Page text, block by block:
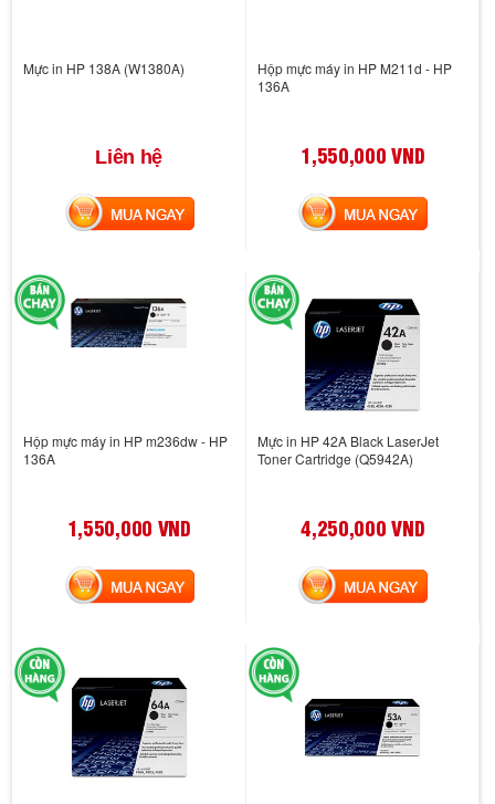
Mực in HP 138A (W1380A)
Liên hệ
MUA NGAY
Hộp mực máy in HP M211d - HP
136A
1,550,000 VND
MUA NGAY
Hộp mực máy in HP m236dw - HP
136A
1,550,000 VND
MUA NGAY
Mực in HP 42A Black LaserJet
Toner Cartridge (Q5942A)
4,250,000 VND
MUA NGAY